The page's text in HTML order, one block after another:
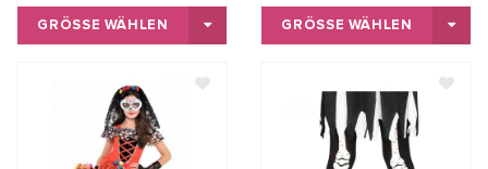
GRÖSSE WÄHLEN GRÖSSE WÄHLEN